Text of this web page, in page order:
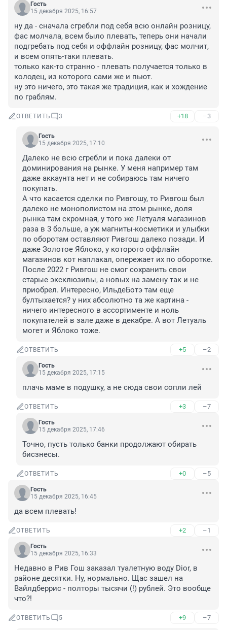
Гость
15 декабря 2025, 16:57
ну да - сначала сгребли под себя всю онлайн розницу,
фас молчала, всем было плевать, теперь они начали
подгребать под себя и оффлайн розницу, фас молчит,
и всем опять-таки плевать.
только как-то странно - плевать получается только в
колодец, из которого сами же и пьют.
ну это ничего, это такая же традиция, как и хождение
по граблям.
ОТВЕТИТЬ 3 +18 –3
Гость
15 декабря 2025, 17:10
Далеко не всю сгребли и пока далеки от
доминирования на рынке. У меня например там
даже аккаунта нет и не собираюсь там ничего
покупать.
А что касается сделки по Ривгошу, то Ривгош был
далеко не монополистом на этом рынке, доля
рынка там скромная, у того же Летуаля магазинов
раза в 3 больше, а уж магниты-косметики и улыбки
по оборотам оставляют Ривгош далеко позади. И
даже Золотое Яблоко, у которого оффлайн
магазинов кот наплакал, опережает их по оборотке.
После 2022 г Ривгош не смог сохранить свои
старые эксклюзивы, а новых на замену так и не
приобрел. Интересно, ИльдеБотэ там еще
бултыхается? у них абсолютно та же картина -
ничего интересного в ассортименте и ноль
покупателей в зале даже в декабре. А вот Летуаль
могет и Яблоко тоже.
ОТВЕТИТЬ +5 –2
Гость
15 декабря 2025, 17:15
плачь маме в подушку, а не сюда свои сопли лей
ОТВЕТИТЬ +3 –7
Гость
15 декабря 2025, 17:46
Точно, пусть только банки продолжают обирать
бисзнесы.
ОТВЕТИТЬ +0 –5
Гость
15 декабря 2025, 16:45
да всем плевать!
ОТВЕТИТЬ +2 –1
Гость
15 декабря 2025, 16:33
Недавно в Рив Гош заказал туалетную воду Dior, в
районе десятки. Ну, нормально. Щас зашел на
Вайлдберрис - полторы тысячи (!) рублей. Это вообще
что?!
ОТВЕТИТЬ 5 +9 –7